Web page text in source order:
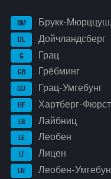
BM Брукк-
DL Дойчландсберг
G Грац
GB Грёбминг
GU Грац-Умгебунг
HF Хартберг-
LB Лайбниц
LE Леобен
LI Лицен
LN Леобен-